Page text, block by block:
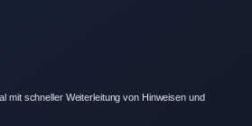
mit schneller Weiterleitung von Hinweisen und